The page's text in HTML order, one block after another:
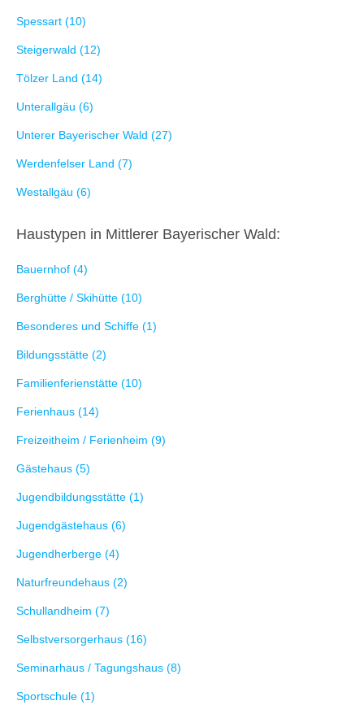
Spessart (10)
Steigerwald (12)
Tölzer Land (14)
Unterallgäu (6)
Unterer Bayerischer Wald (27)
Werdenfelser Land (7)
Westallgäu (6)
Haustypen in Mittlerer Bayerischer Wald:
Bauernhof (4)
Berghütte / Skihütte (10)
Besonderes und Schiffe (1)
Bildungsstätte (2)
Familienferienstätte (10)
Ferienhaus (14)
Freizeitheim / Ferienheim (9)
Gästehaus (5)
Jugendbildungsstätte (1)
Jugendgästehaus (6)
Jugendherberge (4)
Naturfreundehaus (2)
Schullandheim (7)
Selbstversorgerhaus (16)
Seminarhaus / Tagungshaus (8)
Sportschule (1)